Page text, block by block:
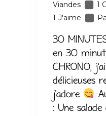
Viandes
1
1 J'aime
30
en 30
CHRONO,
délicieuses
j'adore
: Une